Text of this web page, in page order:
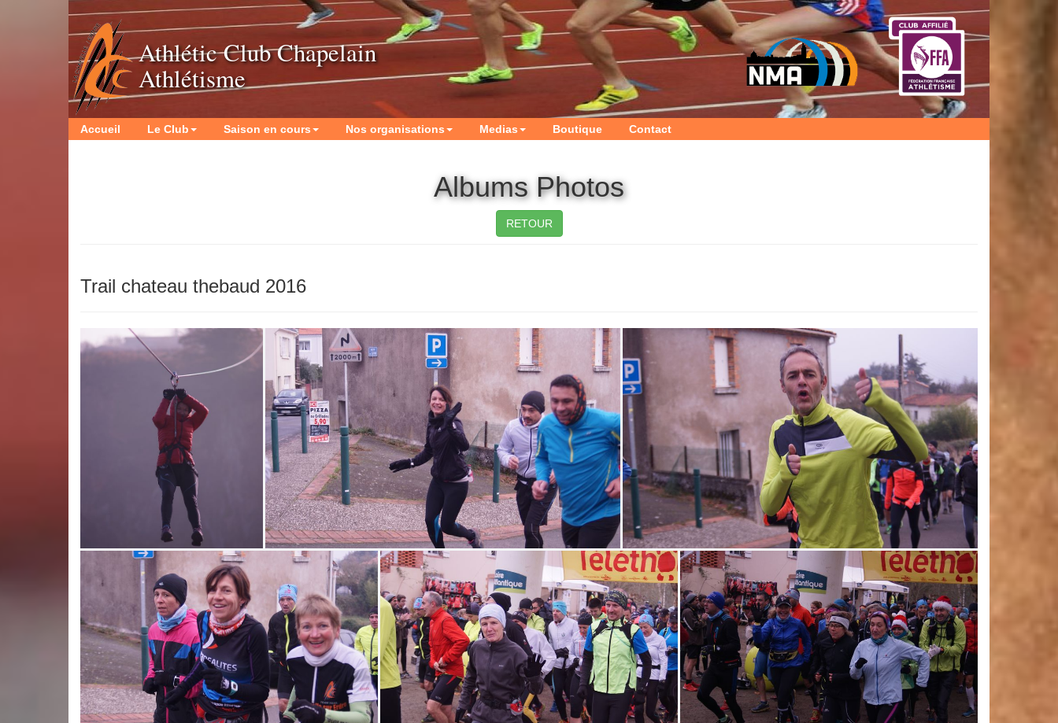
Athlétic Club Chapelain
Athlétisme
Accueil Le Club Saison en cours Nos organisations Medias Boutique Contact
Albums Photos
RETOUR
Trail chateau thebaud 2016